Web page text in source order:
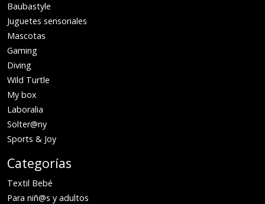
Baubastyle
Juguetes sensoriales
Mascotas
Gaming
Diving
Wild Turtle
My box
Laboralia
Solter@ny
Sports & Joy
Categorías
Textil Bebé
Para niñ@s y adultos